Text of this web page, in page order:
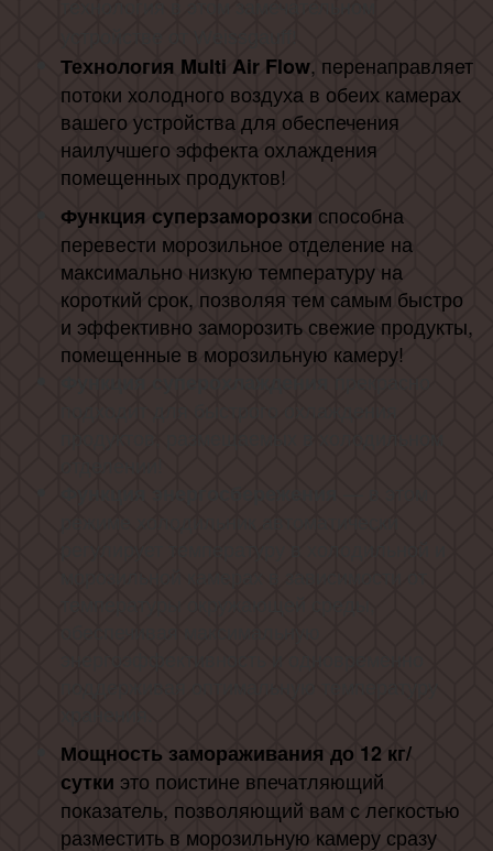
Технология Multi Air Flow, перенаправляет
потоки холодного воздуха в обеих камерах
вашего устройства для обеспечения
наилучшего эффекта охлаждения
помещенных продуктов!
Функция суперзаморозки способна
перевести морозильное отделение на
максимально низкую температуру на
короткий срок, позволяя тем самым быстро
и эффективно заморозить свежие продукты,
помещенные в морозильную камеру!
Мощность замораживания до 12 кг/
сутки это поистине впечатляющий
показатель, позволяющий вам с легкостью
разместить в морозильную камеру сразу